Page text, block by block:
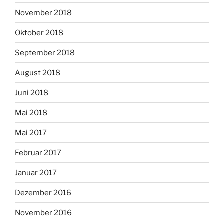
November 2018
Oktober 2018
September 2018
August 2018
Juni 2018
Mai 2018
Mai 2017
Februar 2017
Januar 2017
Dezember 2016
November 2016